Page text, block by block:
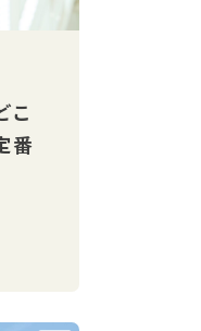
こ
番